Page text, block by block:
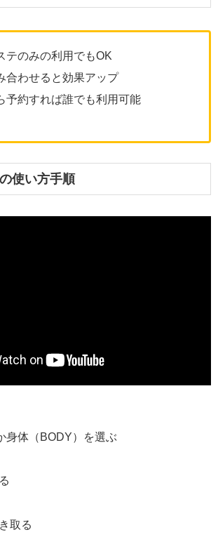
テのみの利用でもOK
合わせると効果アップ
予約すれば誰でも利用可能
使い方手順
身体（BODY）を選ぶ
取る